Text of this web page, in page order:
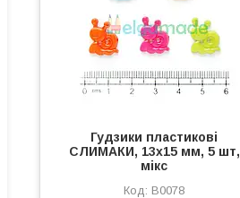
Гудзики пластикові
СЛИМАКИ, 13х15 мм, 5 шт,
мікс
B0078